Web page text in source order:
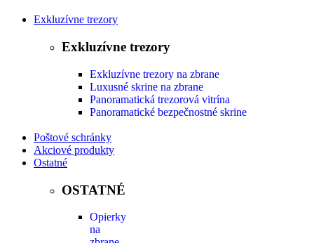
Exkluzívne trezory
Exkluzívne trezory
Exkluzívne trezory na zbrane
Luxusné skrine na zbrane
Panoramatická trezorová vitrína
Panoramatické bezpečnostné skrine
Poštové schránky
Akciové produkty
Ostatné
OSTATNÉ
Opierky
na